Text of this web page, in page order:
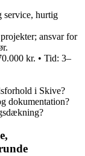
service, hurtig
ansvar for
kr. • Tid: 3–
i Skive?
dokumentation?